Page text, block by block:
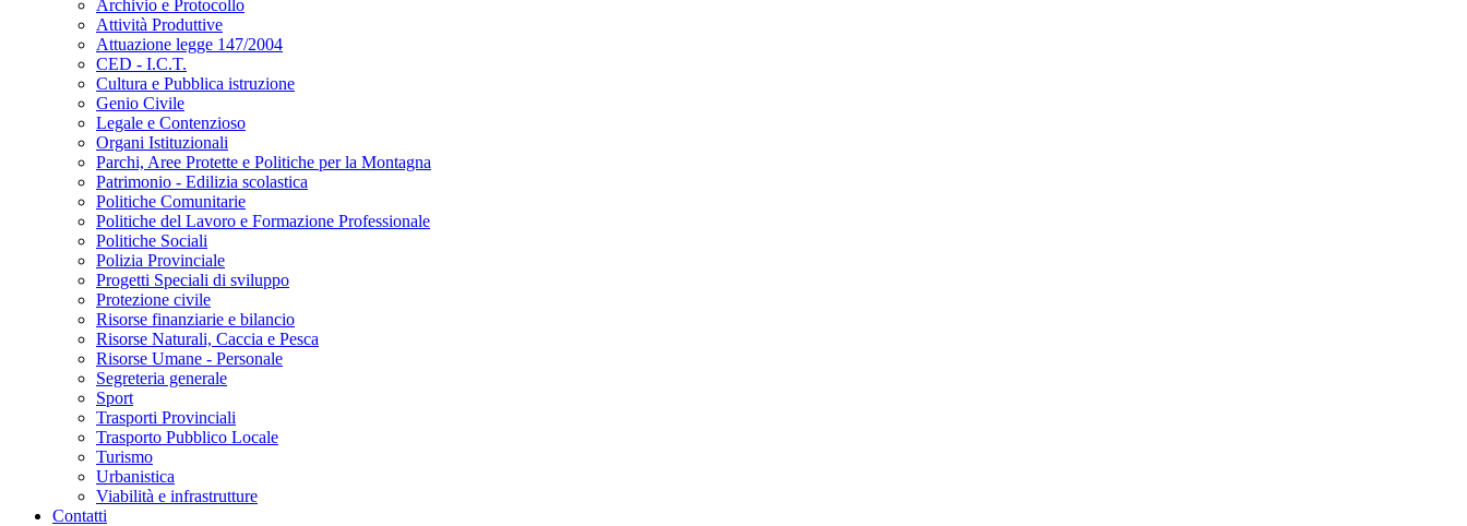
Archivio e Protocollo
Attività Produttive
Attuazione legge 147/2004
CED - I.C.T.
Cultura e Pubblica istruzione
Genio Civile
Legale e Contenzioso
Organi Istituzionali
Parchi, Aree Protette e Politiche per la Montagna
Patrimonio - Edilizia scolastica
Politiche Comunitarie
Politiche del Lavoro e Formazione Professionale
Politiche Sociali
Polizia Provinciale
Progetti Speciali di sviluppo
Protezione civile
Risorse finanziarie e bilancio
Risorse Naturali, Caccia e Pesca
Risorse Umane - Personale
Segreteria generale
Sport
Trasporti Provinciali
Trasporto Pubblico Locale
Turismo
Urbanistica
Viabilità e infrastrutture
Contatti